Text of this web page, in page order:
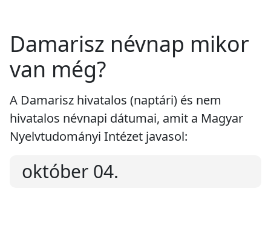
Damarisz névnap mikor
van még?
A Damarisz hivatalos (naptári) és nem
hivatalos névnapi dátumai, amit a Magyar
Nyelvtudományi Intézet javasol:
október 04.